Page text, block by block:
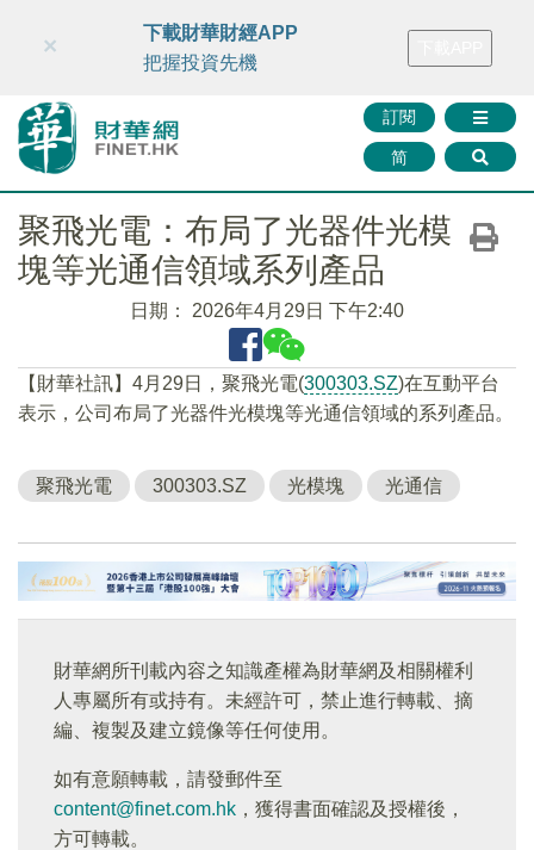
財華智庫網 FINTV FINMETA 財華證券 媒體矩陣
訂閱
简
×
下載財華財經APP
把握投資先機
聚飛光電：布局了光器件光模
塊等光通信領域系列產品
日期： 2026年4月29日 下午2:40
【財華社訊】4月29日，聚飛光電(300303.SZ)在互動平台
表示，公司布局了光器件光模塊等光通信領域的系列產品。
聚飛光電 300303.SZ 光模塊 光通信
財華網所刊載內容之知識產權為財華網及相關權利
人專屬所有或持有。未經許可，禁止進行轉載、摘
編、複製及建立鏡像等任何使用。
如有意願轉載，請發郵件至
content@finet.com.hk ，獲得書面確認及授權後，
方可轉載。